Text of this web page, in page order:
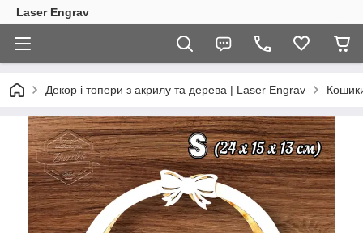
Laser Engrav
Декор і топери з акрилу та дерева | Laser Engrav